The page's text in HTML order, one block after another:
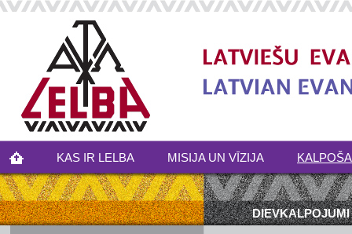
KAS IR LELBA MISIJA UN VĪZIJA
DIEVKALPOJUMI